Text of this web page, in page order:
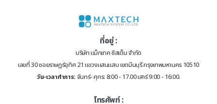
ที่อยู่ :
บริษัท แม็กเทค ซิสเต็ม จำกัด
เลขที่ 30 ซอยราษฎร์อุทิศ 21 แขวงแสนแสบ เขตมีนบุรี กรุงเทพมหานคร 10510
วัน-เวลาทำการ: จันทร์- ศุกร: 8:00 - 17.00 เสาร์ 9:00 - 16:00.
โทรศัพท์ :